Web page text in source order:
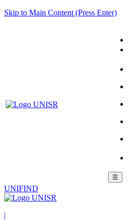
Skip to Main Content (Press Enter)
☰
UNIFIND
|